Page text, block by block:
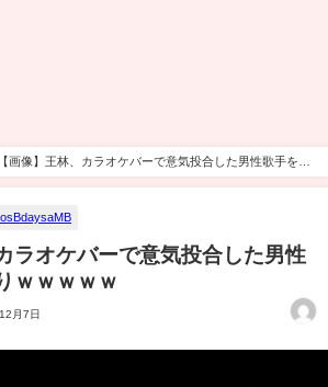
【画像】王林、カラオケバーで意気投合した男性歌手をお
ラオケバーで意気投合した男性
ｗｗｗｗｗ
月7日